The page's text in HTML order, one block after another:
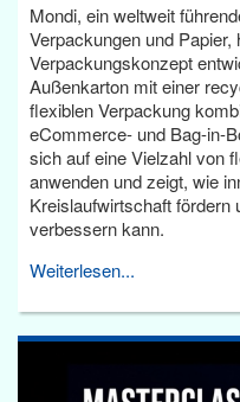
Mondi, ein weltweit
Verpackungen und
Verpackungskonzept
Außenkarton mit einer
flexiblen Verpackung
eCommerce- und Bag-in-
sich auf eine Vielzahl von
anwenden und zeigt, wie
Kreislaufwirtschaft fördern
verbessern kann.
Weiterlesen...